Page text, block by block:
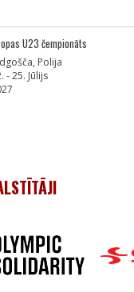
U23 čempionāts
Polija
- 25. Jūlijs